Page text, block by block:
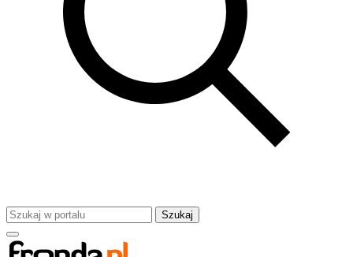
Szukaj